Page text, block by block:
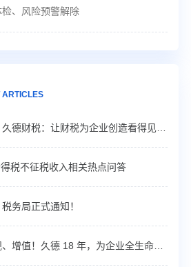
、风险预警解除
ARTICLES
诚信立企十八载，久德财税：让财税为企业创造看得见的利润
税不征税收入相关热点问答
务局正式通知！
让财税省心、合规、增值！久德 18 年，为企业全生命周期保驾护航！